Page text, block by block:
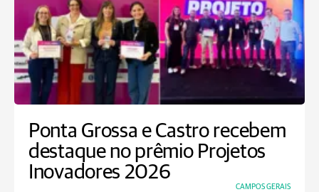
Ponta Grossa e Castro recebem
destaque no prêmio Projetos
Inovadores 2026
CAMPOS GERAIS